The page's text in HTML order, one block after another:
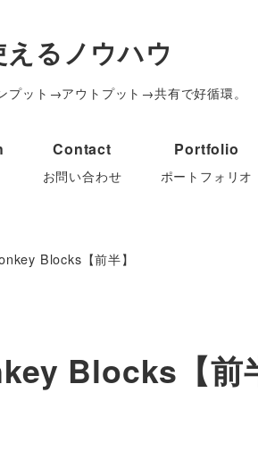
るノウハウ
プット→アウトプット→共有で好循環。
Contact
お問い合わせ
Portfolio
ポートフォリオ
Blocks【前半】
Blocks【前